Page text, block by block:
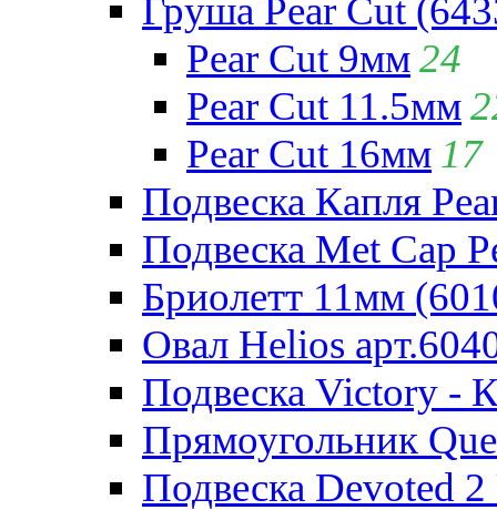
Груша Pear Cut
Pear Cut 9мм24
Pear Cut 11.5мм
Pear Cut 16мм 17
Подвеска Капля
Подвеска Met Cap
Бриолетт 11мм
Овал Helios
Подвеска Victory -
Прямоугольник
Подвеска Devoted